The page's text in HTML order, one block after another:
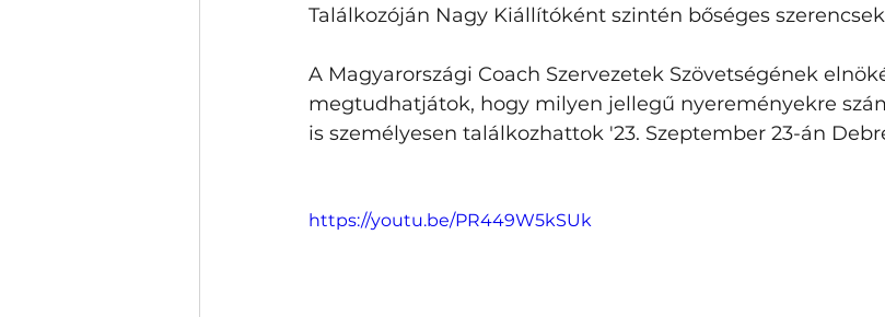
Találkozóján Nagy Kiállítóként szintén bőséges
A Magyarországi Coach Szervezetek Szövetségének
megtudhatjátok, hogy milyen jellegű nyereményekre
is személyesen találkozhattok '23. Szeptember 23-án
https://youtu.be/PR449W5kSUk